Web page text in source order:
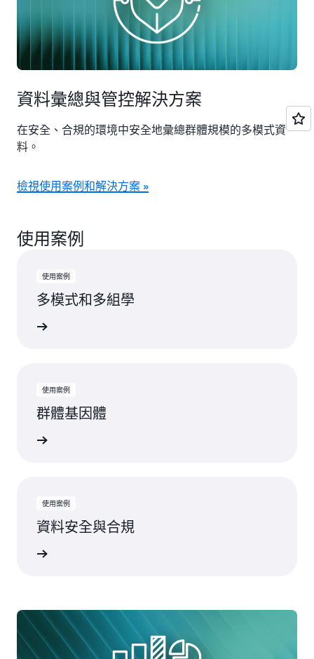
資料彙總與管控解決方案
在安全、合規的環境中安全地彙總群體規模的多模式資
料。
檢視使用案例和解決方案 »
使用案例
使用案例
多模式和多組學
使用案例
群體基因體
使用案例
資料安全與合規